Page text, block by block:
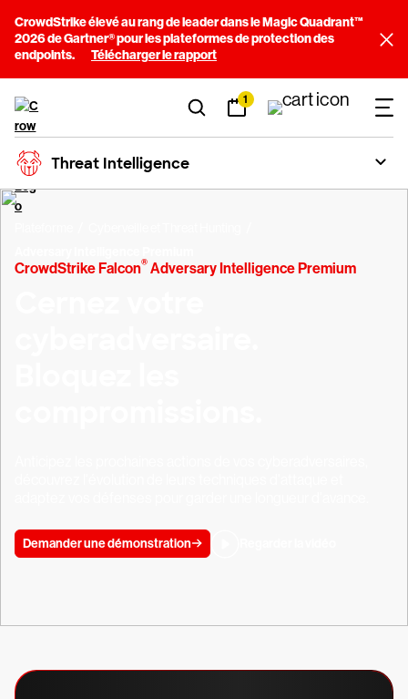
CrowdStrike élevé au rang de leader dans le Magic Quadrant™
2026 de Gartner® pour les plateformes de protection des
endpoints.
Télécharger le rapport
1
Threat Intelligence
CrowdStrike Falcon®Adversary Intelligence Premium
Demander une démonstration